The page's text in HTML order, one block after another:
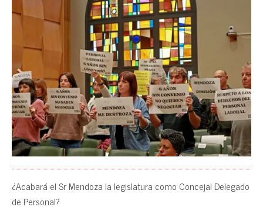
¿Acabará el Sr Mendoza la legislatura como Concejal Delegado
de Personal?